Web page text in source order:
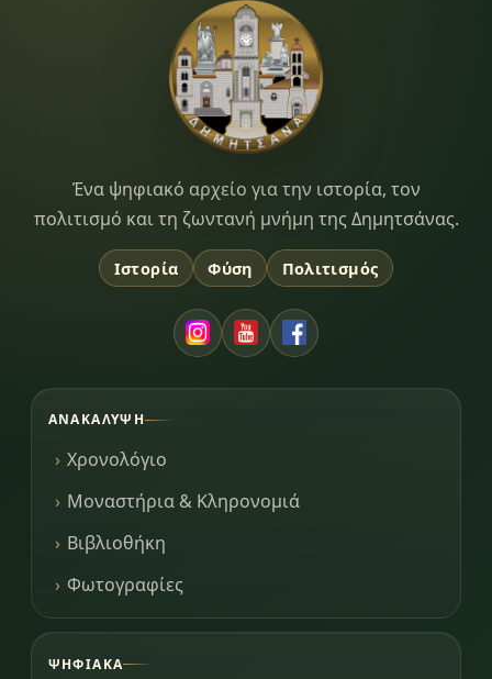
Dimitsana.gr
Ένα ψηφιακό αρχείο για την ιστορία, τον
πολιτισμό και τη ζωντανή μνήμη της Δημητσάνας.
Ιστορία Φύση Πολιτισμός
ΑΝΑΚΆΛΥΨΗ
Χρονολόγιο
Μοναστήρια & Κληρονομιά
Βιβλιοθήκη
Φωτογραφίες
ΨΗΦΙΑΚΆ